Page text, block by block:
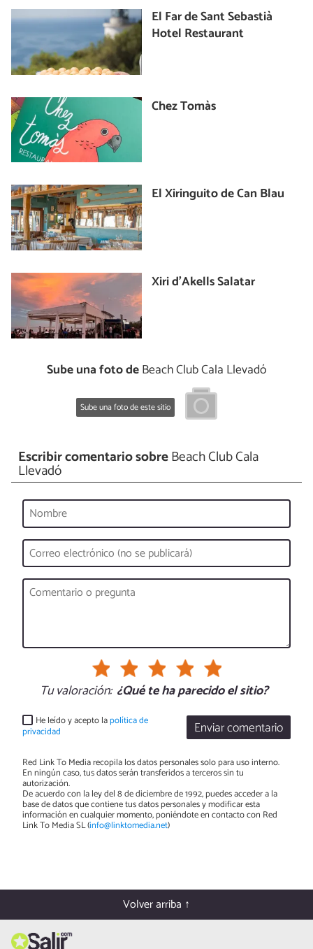
El Far de Sant Sebastià
Hotel Restaurant
Chez Tomàs
El Xiringuito de Can Blau
Xiri d'Akells Salatar
Sube una foto deBeach Club Cala Llevadó
Sube una foto de este sitio
Escribir comentario sobreBeach Club Cala
Llevadó
Tu valoración: ¿Qué te ha parecido el sitio?
Enviar comentario
He leído y acepto lapolítica de
privacidad
Red Link To Media recopila los datos personales solo para uso interno.
En ningún caso, tus datos serán transferidos a terceros sin tu
autorización.
De acuerdo con la ley del 8 de diciembre de 1992, puedes acceder a la
base de datos que contiene tus datos personales y modificar esta
información en cualquier momento, poniéndote en contacto con Red
Link To Media SL (info@linktomedia.net)
Volver arriba ↑